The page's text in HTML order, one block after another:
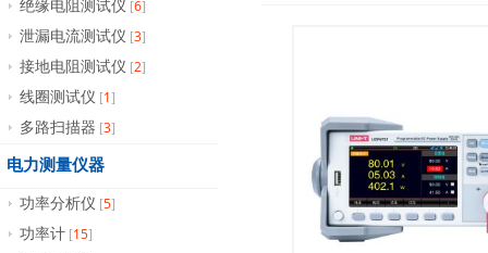
绝缘电阻测试仪 [6]
泄漏电流测试仪 [3]
接地电阻测试仪 [2]
线圈测试仪 [1]
多路扫描器 [3]
电力测量仪器
功率分析仪 [5]
功率计 [15]